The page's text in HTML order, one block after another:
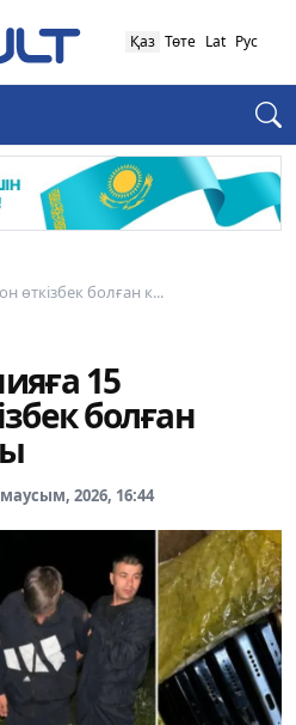
Қаз Төте Lat Рус
өткізбек болған к...
15
болған
2026, 16:44